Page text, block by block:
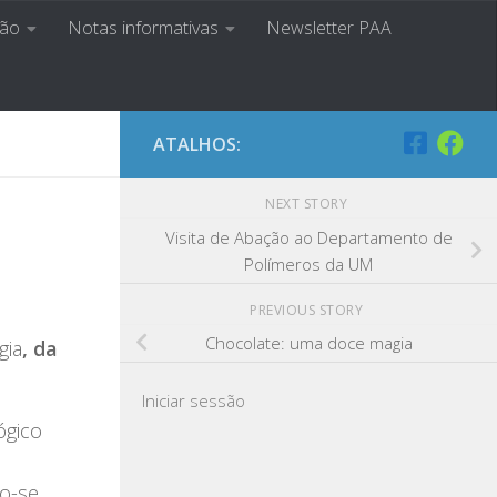
Notas informativas Newsletter PAA
, da
ATALHOS:
NEXT STORY
Visita de Abação ao Departamento de
Polímeros da UM
PREVIOUS STORY
Chocolate: uma doce magia
Iniciar sessão